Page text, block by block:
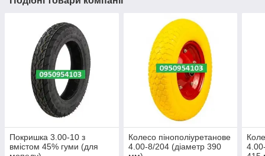
Покришка 3.00-10 з
вмістом 45% гуми (для
Колесо пінополіуретанове
4.00-8/204 (діаметр 390